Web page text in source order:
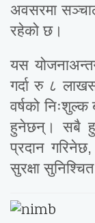
अवसरमा
रहेको छ।
यस
गर्दा रु ८
वर्षको
हुनेछन्। सबै
प्रदान
सुरक्षा